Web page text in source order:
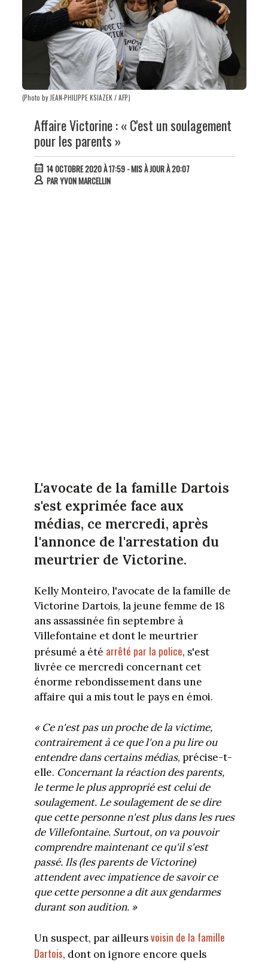
(Photo by JEAN-PHILIPPE KSIAZEK / AFP)
Affaire Victorine : « C'est un soulagement
pour les parents »
14 OCTOBRE 2020 À 17:59- MIS À JOUR À 20:07
PARYVON MARCELLIN
L'avocate de la famille Dartois
s'est exprimée face aux
médias, ce mercredi, après
l'annonce de l'arrestation du
meurtrier de Victorine.
Kelly Monteiro, l'avocate de la famille de
Victorine Dartois, la jeune femme de 18
ans assassinée fin septembre à
Villefontaine et dont le meurtrier
présumé a été arrêté par la police, s'est
livrée ce mercredi concernant cet
énorme rebondissement dans une
affaire qui a mis tout le pays en émoi.
« Ce n'est pas un proche de la victime,
contrairement à ce que l'on a pu lire ou
entendre dans certains médias, précise-t-
elle. Concernant la réaction des parents,
le terme le plus approprié est celui de
soulagement. Le soulagement de se dire
que cette personne n'est plus dans les rues
de Villefontaine. Surtout, on va pouvoir
comprendre maintenant ce qu'il s'est
passé. Ils (les parents de Victorine)
attendent avec impatience de savoir ce
que cette personne a dit aux gendarmes
durant son audition. »
Un suspect, par ailleursvoisin de la famille
Dartois, dont on ignore encore quels